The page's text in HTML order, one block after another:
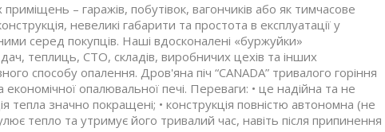
– гаражів, побутівок, вагончиків або як тимчасове
невеликі габарити та простота в експлуатації у
серед покупців. Наші вдосконалені «буржуйки»
дач, теплиць, СТО, складів, виробничих цехів та інших
способу опалення. Дров'яна піч “CANADA” тривалого горіння
опалювальної печі. Переваги: • це надійна та не
тепла значно покращені; • конструкція повністю автономна (не
тепло та утримує його тривалий час, навіть після припинення